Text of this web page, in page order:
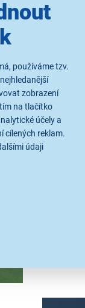
používáme tzv.
zobrazení
na tlačítko
účely a
cílených reklam.
údaji
studium
AMD
běžné